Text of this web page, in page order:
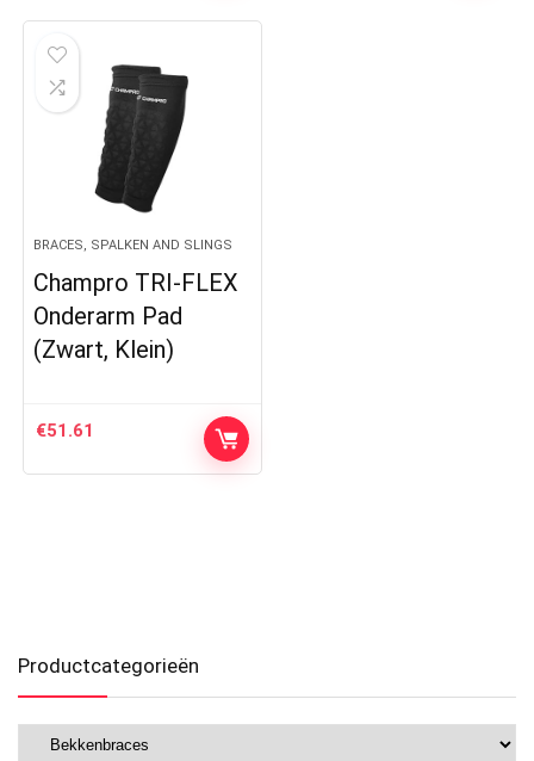
BRACES, SPALKEN AND SLINGS
Champro TRI-FLEX
Onderarm Pad
(Zwart, Klein)
€51.61
Productcategorieën